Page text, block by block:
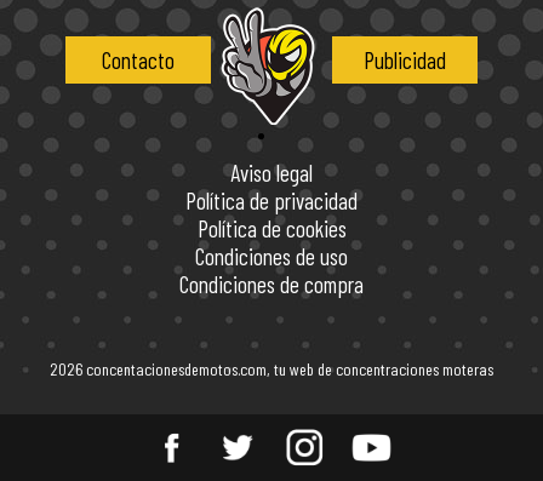
Contacto Publicidad
Aviso legal
Política de privacidad
Política de cookies
Condiciones de uso
Condiciones de compra
2026 concentacionesdemotos.com, tu web de concentraciones moteras